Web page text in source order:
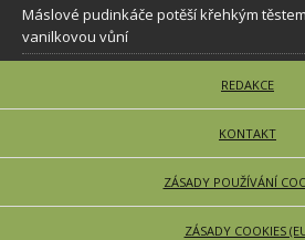
Máslové pudinkáče potěší křehkým
vanilkovou vůní
REDAKCE
KONTAKT
ZÁSADY POUŽÍVÁNÍ
ZÁSADY COOKIES